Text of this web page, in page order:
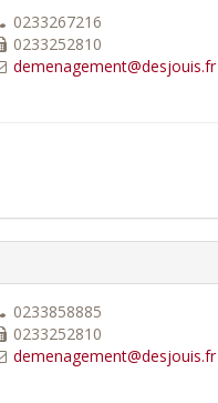
0233267216
0233252810
demenagement@desjouis.fr
0233858885
0233252810
demenagement@desjouis.fr